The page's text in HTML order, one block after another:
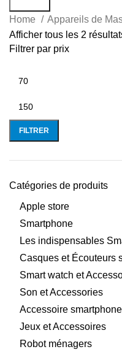
Home
Appareils de
Afficher tous les 2
Filtrer par prix
FILTRER
Catégories de produits
Apple store
Smartphone
Les indispensables
Casques et Écouteurs
Smart watch et
Son et Accessories
Accessoire smartphone
Jeux et Accessoires
Robot ménagers